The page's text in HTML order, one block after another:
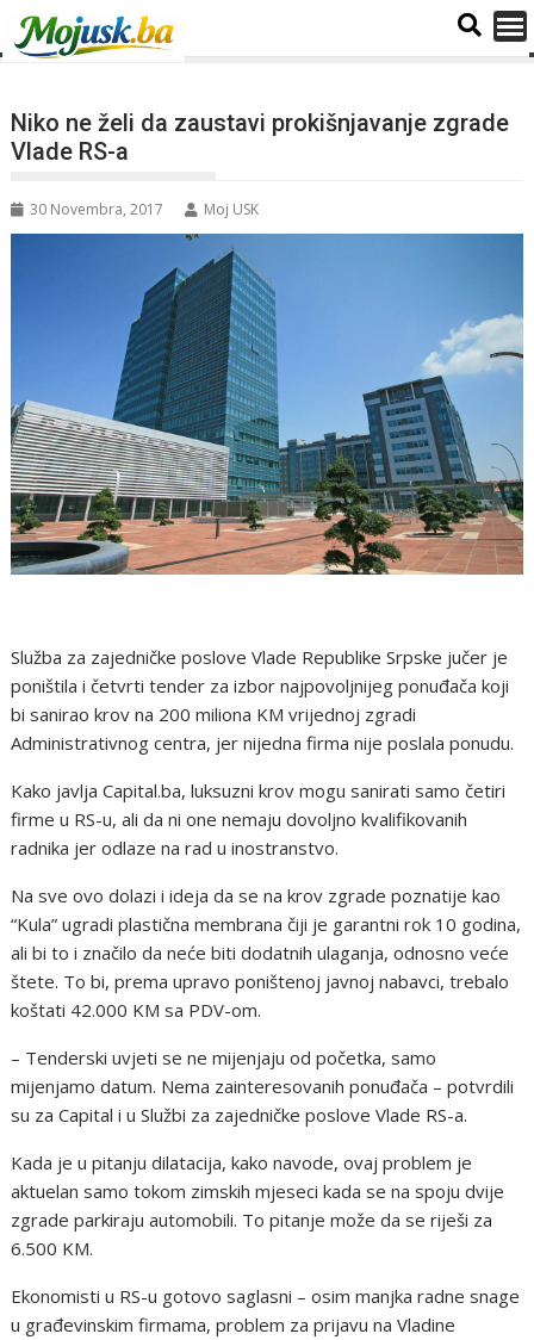
Niko ne želi da zaustavi prokišnjavanje zgrade
Vlade RS-a
30 Novembra, 2017 Moj USK
Služba za zajedničke poslove Vlade Republike Srpske jučer je
poništila i četvrti tender za izbor najpovoljnijeg ponuđača koji
bi sanirao krov na 200 miliona KM vrijednoj zgradi
Administrativnog centra, jer nijedna firma nije poslala ponudu.
Kako javlja Capital.ba, luksuzni krov mogu sanirati samo četiri
firme u RS-u, ali da ni one nemaju dovoljno kvalifikovanih
radnika jer odlaze na rad u inostranstvo.
Na sve ovo dolazi i ideja da se na krov zgrade poznatije kao
“Kula” ugradi plastična membrana čiji je garantni rok 10 godina,
ali bi to i značilo da neće biti dodatnih ulaganja, odnosno veće
štete. To bi, prema upravo poništenoj javnoj nabavci, trebalo
koštati 42.000 KM sa PDV-om.
– Tenderski uvjeti se ne mijenjaju od početka, samo
mijenjamo datum. Nema zainteresovanih ponuđača – potvrdili
su za Capital i u Službi za zajedničke poslove Vlade RS-a.
Kada je u pitanju dilatacija, kako navode, ovaj problem je
aktuelan samo tokom zimskih mjeseci kada se na spoju dvije
zgrade parkiraju automobili. To pitanje može da se riješi za
6.500 KM.
Ekonomisti u RS-u gotovo saglasni – osim manjka radne snage
u građevinskim firmama, problem za prijavu na Vladine